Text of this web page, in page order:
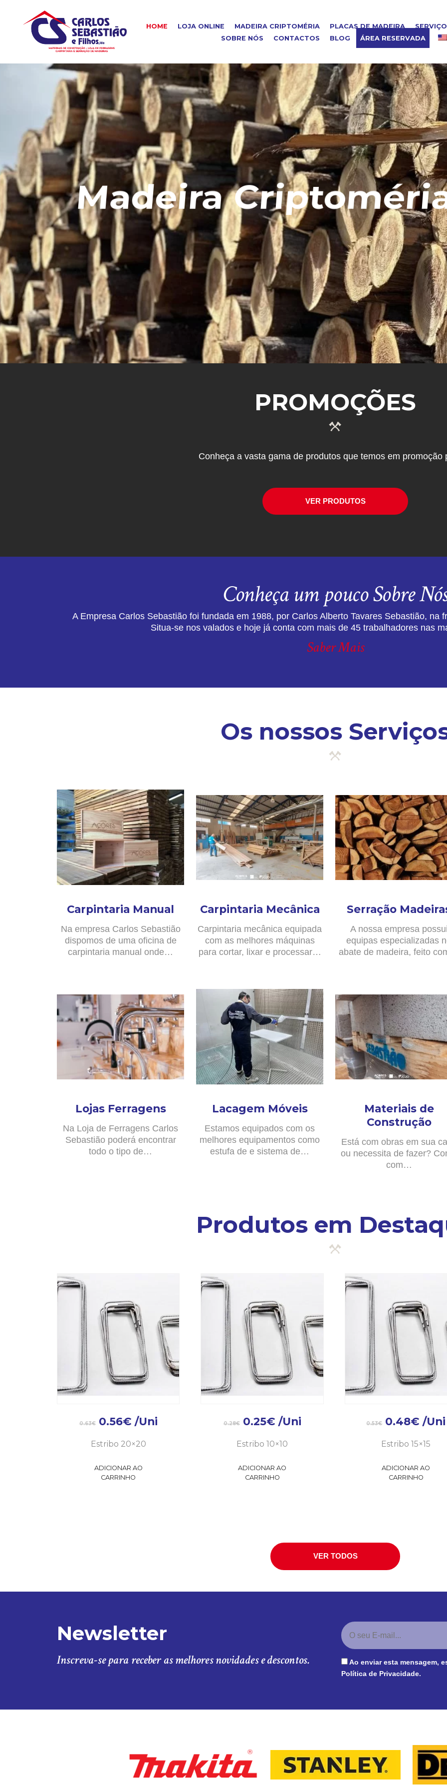
HOME LOJA ONLINE MADEIRA CRIPTOMÉRIA PLACAS DE MADEIRA
SOBRE NÓS
CONTACTOS BLOG ÁREA RESERVADA
Madeira Criptoméria
SABER MAIS
PROMOÇÕES
Conheça a vasta gama de produtos que temos em promoção
VER PRODUTOS
Conheça um pouco Sobre
A Empresa Carlos Sebastião foi fundada em 1988, por Carlos Alberto Tavares Sebastião, na
Situa-se nos valados e hoje já conta com mais de 45 trabalhadores nas
Saber Mais
Os nossos
Carpintaria Manual
Na empresa Carlos Sebastião
dispomos de uma oficina de
carpintaria manual onde…
Carpintaria Mecânica
Carpintaria mecânica equipada
com as melhores máquinas
para cortar, lixar e processar…
Serração
A nossa empresa
equipas especializadas
abate de madeira, feito
Lojas Ferragens
Na Loja de Ferragens Carlos
Sebastião poderá encontrar
todo o tipo de…
Lacagem Móveis
Estamos equipados com os
melhores equipamentos como
estufa de e sistema de…
Materiais de
Construção
Está com obras em sua
ou necessita de fazer?
com…
Produtos em
0.63€ 0.56€ /Uni
Estribo 20×20
ADICIONAR AO
CARRINHO
0.28€ 0.25€ /Uni
Estribo 10×10
ADICIONAR AO
CARRINHO
0.53€ 0.48€ /Uni
Estribo 15×15
ADICIONAR AO
CARRINHO
VER TODOS
Newsletter
Inscreva-se para receber as melhores novidades e descontos.
Ao enviar esta mensagem,
Política de Privacidade.